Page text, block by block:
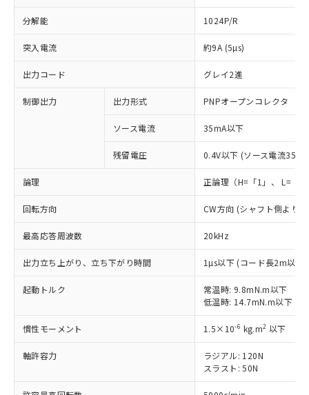
分解能 1024P/R
突入電流 約9A (5µs)
出力コード グレイ2進
制御出力 出力形式 PNPオープンコレクタ
ソース電流 35mA以下
残留電圧 0.4V以下 (ソース電流
論理 正論理（H=「1」、 L=「0
回転方向 CW方向 (シャフト側より
最高応答周波数 20kHz
出力立ち上がり、立ち下がり時間 1µs以下 (コード長2m以下
起動トルク
常温時: 9.8mN.m以下
低温時: 14.7mN.m以下
慣性モーメント 1.5×10-6 kg.m2 以下
軸許容力
ラジアル: 120N
スラスト: 50N
ご利用条件
以下の条件をお読みいただき、同意のうえ
※1 対応状況
対応済み：EU RoHS指令（10物質）の
非含有に対応した製品が提供可能な商品で
す。
対応予定：EU RoHS指令（10物質）の非含
有に対応した製品に切り替える予定のある
商品です。
非含有に非対応の商品で、対応品を出す予
調査・確認中：EU RoHS指令（10物質）の